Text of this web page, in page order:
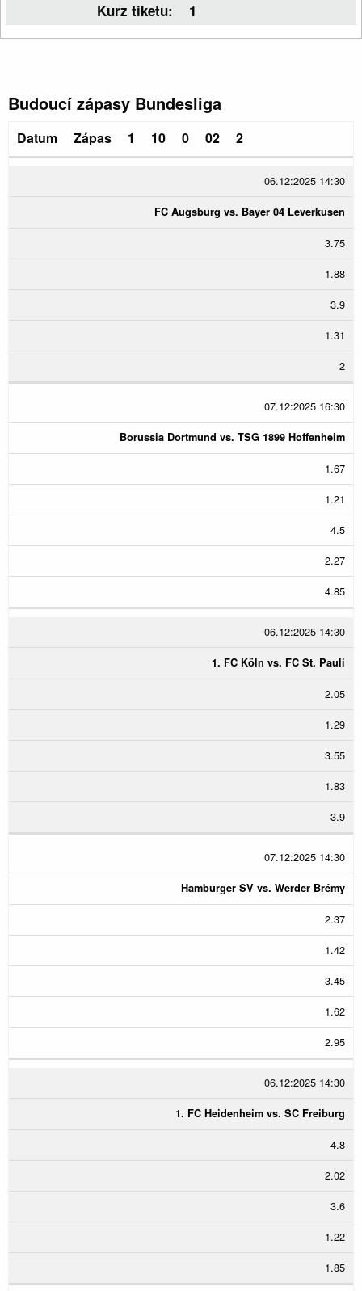
Kurz tiketu: 1
Budoucí zápasy Bundesliga
Datum Zápas 1 10 0 02 2
06.12:2025 14:30
FC Augsburg vs. Bayer 04 Leverkusen
3.75
1.88
3.9
1.31
2
07.12:2025 16:30
Borussia Dortmund vs. TSG 1899 Hoffenheim
1.67
1.21
4.5
2.27
4.85
06.12:2025 14:30
1. FC Köln vs. FC St. Pauli
2.05
1.29
3.55
1.83
3.9
07.12:2025 14:30
Hamburger SV vs. Werder Brémy
2.37
1.42
3.45
1.62
2.95
06.12:2025 14:30
1. FC Heidenheim vs. SC Freiburg
4.8
2.02
3.6
1.22
1.85